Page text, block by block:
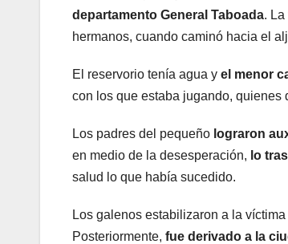
departamento General Taboada.
hermanos, cuando caminó hacia el
El reservorio tenía agua y el menor
con los que estaba jugando, quienes
Los padres del pequeño lograron
en medio de la desesperación, lo
salud lo que había sucedido.
Los galenos estabilizaron a la víctima
Posteriormente, fue derivado a la